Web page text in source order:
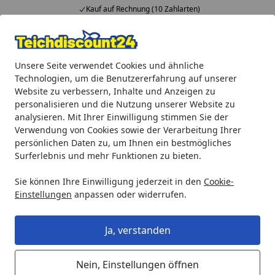
Unsere Seite verwendet Cookies und ähnliche
Technologien, um die Benutzererfahrung auf unserer
Website zu verbessern, Inhalte und Anzeigen zu
personalisieren und die Nutzung unserer Website zu
analysieren. Mit Ihrer Einwilligung stimmen Sie der
Verwendung von Cookies sowie der Verarbeitung Ihrer
persönlichen Daten zu, um Ihnen ein bestmögliches
Surferlebnis und mehr Funktionen zu bieten.
Sie können Ihre Einwilligung jederzeit in den Cookie-
Einstellungen anpassen oder widerrufen.
Ja, verstanden
Nein, Einstellungen öffnen
Kauf auf Rechnung (10 Zahlarten)
Alle Produkte
Mein Konto
Suchen
Startseite
Messner Pumpe power-Tec2 4000 (156/005050)
Messner Pumpe power-Tec2 4000
(156/005050)